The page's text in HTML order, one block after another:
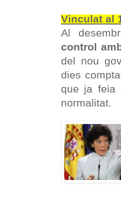
Vinculat al
Al
control
del nou
dies
que ja feia
normalitat.